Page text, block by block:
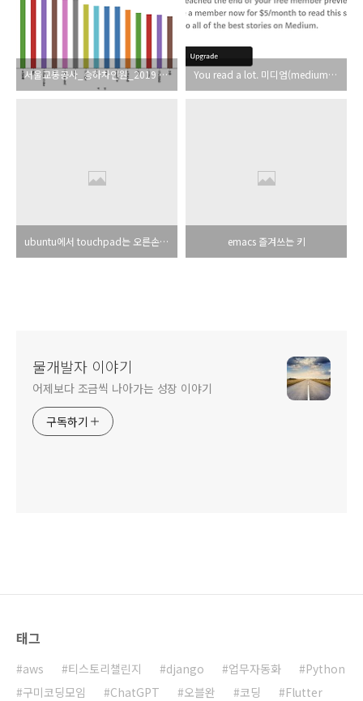
서울교통공사_승하차인원_2019 1월 You read a lot. 미디엄(medium) 게시물 읽기
ubuntu에서 touchpad는 오른손 잡이로, mouse는 왼손 잡이로 설정하기 emacs 즐겨쓰는 키
물개발자 이야기
어제보다 조금씩 나아가는 성장 이야기
구독하기
태그
aws 티스토리챌린지 django 업무자동화
Python
구미코딩모임
ChatGPT 오블완 코딩 Flutter